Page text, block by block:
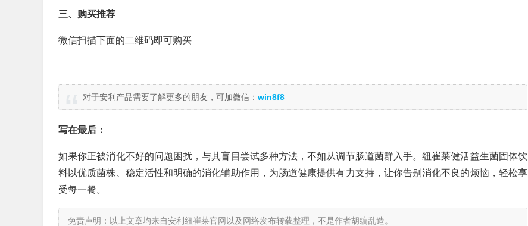
三、购买推荐
微信扫描下面的二维码即可购买
对于安利产品需要了解更多的朋友，可加微信： win8f8
写在最后：
如果你正被消化不好的问题困扰，与其盲目尝试多种方法，不如从调节肠道菌群入手。纽崔莱健活益生菌固体饮
料以优质菌株、稳定活性和明确的消化辅助作用，为肠道健康提供有力支持，让你告别消化不良的烦恼，轻松享
受每一餐。
免责声明：以上文章均来自安利纽崔莱官网以及网络发布转载整理，不是作者胡编乱造。